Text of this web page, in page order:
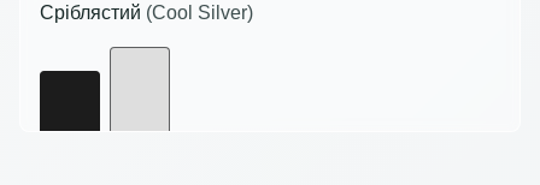
Сріблястий (Cool Silver)